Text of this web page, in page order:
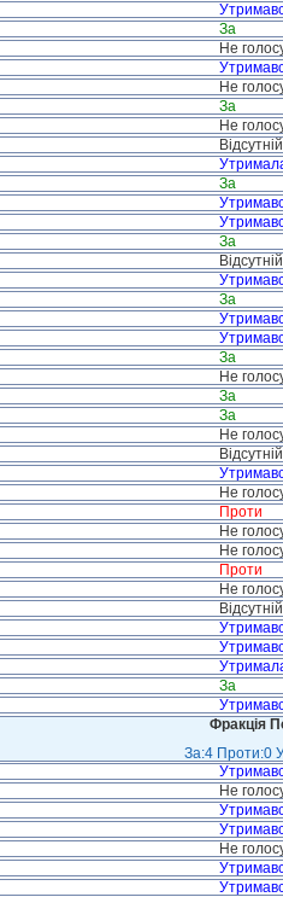
За
Не
Не
За
Не
Відсутній
За
За
Відсутній
За
За
Не
За
За
Не
Відсутній
Не
Проти
Не
Не
Проти
Не
Відсутній
За
Фракція
За:4 Проти:0
Не
Не